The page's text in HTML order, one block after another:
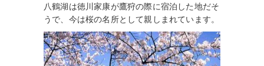
八鶴湖は徳川家康が鷹狩の際に宿泊した地だそ
うで、今は桜の名所として親しまれています。